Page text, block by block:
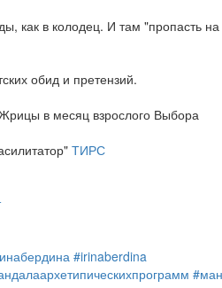
как в колодец. И там "пропасть
обид и претензий.
в месяц взрослого Выбора
ТИРС
#irinaberdina